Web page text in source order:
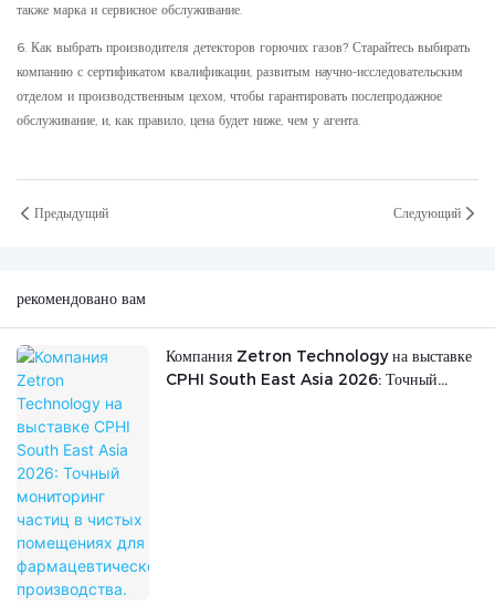
также марка и сервисное обслуживание.
6. Как выбрать производителя детекторов горючих газов? Старайтесь выбирать
компанию с сертификатом квалификации, развитым научно-исследовательским
отделом и производственным цехом, чтобы гарантировать послепродажное
обслуживание, и, как правило, цена будет ниже, чем у агента.
Предыдущий Следующий
рекомендовано вам
Компания Zetron Technology на выставке
CPHI South East Asia 2026: Точный